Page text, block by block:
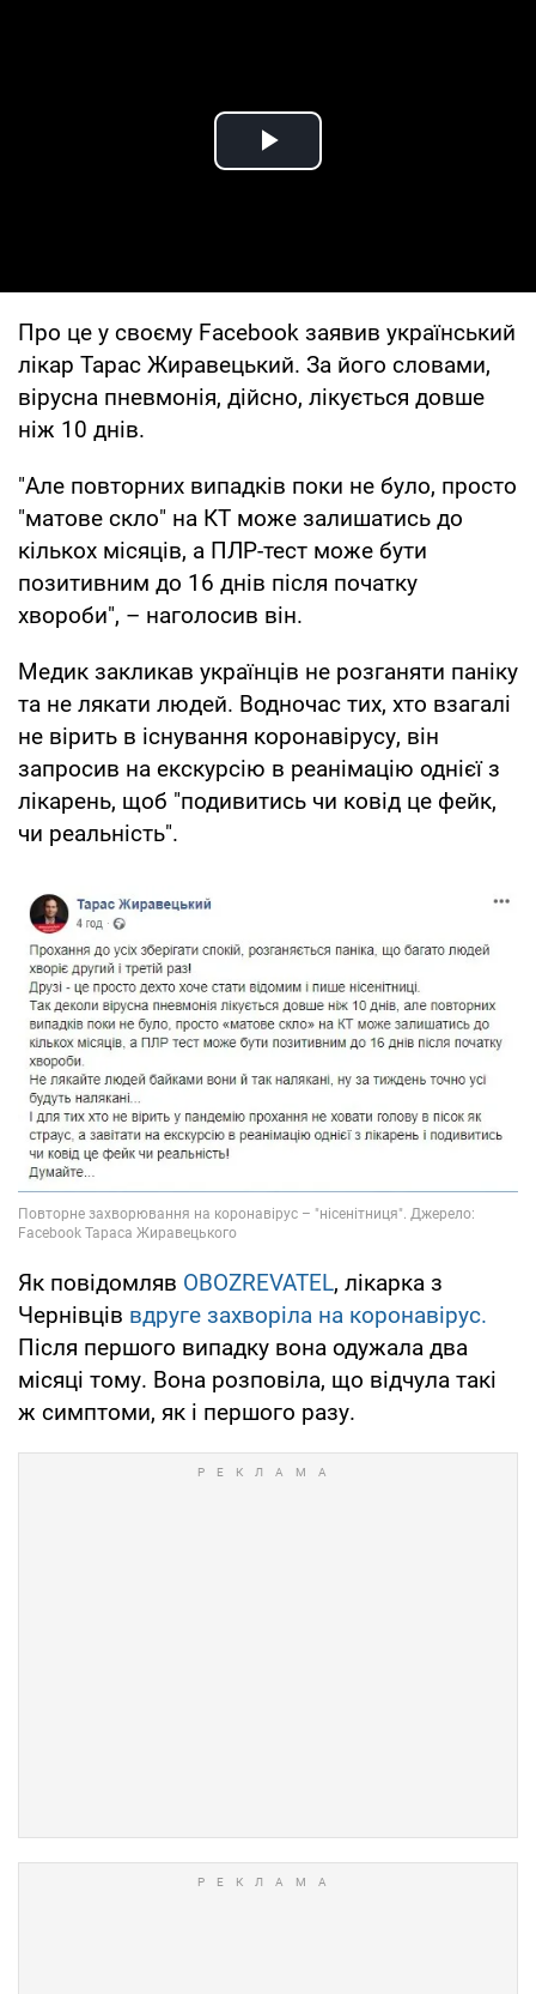
Play Video
Про це у своєму Facebook заявив український
лікар Тарас Жиравецький. За його словами,
вірусна пневмонія, дійсно, лікується довше
ніж 10 днів.
"Але повторних випадків поки не було, просто
"матове скло" на КТ може залишатись до
кількох місяців, а ПЛР-тест може бути
позитивним до 16 днів після початку
хвороби", – наголосив він.
Медик закликав українців не розганяти паніку
та не лякати людей. Водночас тих, хто взагалі
не вірить в існування коронавірусу, він
запросив на екскурсію в реанімацію однієї з
лікарень, щоб "подивитись чи ковід це фейк,
чи реальність".
Як повідомляв OBOZREVATEL, лікарка з
Чернівців вдруге захворіла на коронавірус.
Після першого випадку вона одужала два
місяці тому. Вона розповіла, що відчула такі
ж симптоми, як і першого разу.